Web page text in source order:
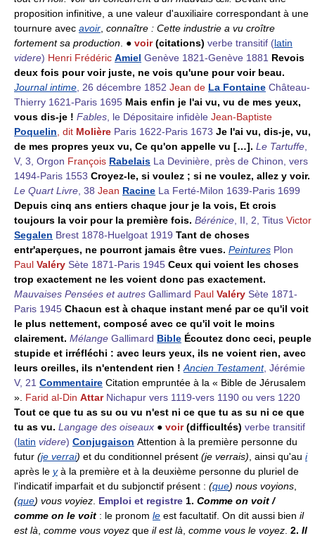
proposition infinitive, a une valeur d'auxiliaire correspondant à une
tournure avec avoir connaître : Cette industrie a vu croître
fortement sa production . ● voir(citations) verbe transitif (latin
videre) Henri Frédéric Amiel Genève 1821-Genève 1881 Revois
deux fois pour voir juste, ne vois qu'une pour voir beau.
Journal intime , 26 décembre 1852 Jean de La Fontaine Château-
Thierry 1621-Paris 1695 Mais enfin je l'ai vu, vu de mes yeux,
vous dis-je ! Fables , le Dépositaire infidèle Jean-Baptiste
Poquelin , dit Molière Paris 1622-Paris 1673 Je l'ai vu, dis-je, vu,
de mes propres yeux vu, Ce qu'on appelle vu […]. Le Tartuffe
V, 3, Orgon François Rabelais La Devinière, près de Chinon, vers
1494-Paris 1553 Croyez-le, si voulez ; si ne voulez, allez y voir.
Le Quart Livre , 38 Jean Racine La Ferté-Milon 1639-Paris 1699
Depuis cinq ans entiers chaque jour je la vois, Et crois
toujours la voir pour la première fois. Bérénice , II, 2, Titus Victor
Segalen Brest 1878-Huelgoat 1919 Tant de choses
entr'aperçues, ne pourront jamais être vues. Peintures Plon
Paul Valéry Sète 1871-Paris 1945 Ceux qui voient les choses
trop exactement ne les voient donc pas exactement.
Mauvaises Pensées et autres Gallimard Paul Valéry Sète 1871-
Paris 1945 Chacun est à chaque instant mené par ce qu'il voit
le plus nettement, composé avec ce qu'il voit le moins
clairement. Mélange Gallimard Bible Écoutez donc ceci, peuple
stupide et irréfléchi : avec leurs yeux, ils ne voient rien, avec
leurs oreilles, ils n'entendent rien ! Ancien Testament, Jérémie
V, 21 Commentaire Citation empruntée à la « Bible de Jérusalem
». Farid al-Din Attar Nichapur vers 1119-vers 1190 ou vers 1220
Tout ce que tu as su ou vu n'est ni ce que tu as su ni ce que
tu as vu. Langage des oiseaux ● voir(difficultés) verbe transitif
(latin videre) Conjugaison Attention à la première personne du
futur (je verrai) et du conditionnel présent (je verrais) , ainsi qu'au i
après le yà la première et à la deuxième personne du pluriel de
l'indicatif imparfait et du subjonctif présent : (que) nous voyions
(que) vous voyiez Emploi et registre 1. Comme on voit /
comme on le voit : le pronom le est facultatif. On dit aussi bien il
est là comme vous voyez que il est là comme vous le voyez 2. Il